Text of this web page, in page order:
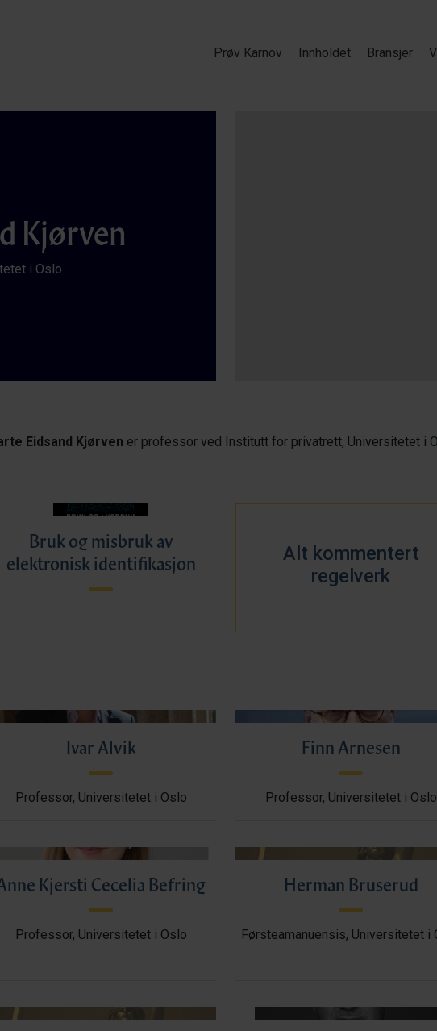
Prøv Karnov Innholdet Bransjer
Kjørven
i Oslo
Eidsand Kjørven er professor ved Institutt for privatrett, Universitetet i
Bruk og misbruk av
elektronisk identifikasjon
Alt kommentert
regelverk
Ivar Alvik
Professor, Universitetet i Oslo
Finn Arnesen
Professor, Universitetet i Oslo
Kjersti Cecelia Befring
Professor, Universitetet i Oslo
Herman Bruserud
Førsteamanuensis, Universitetet i